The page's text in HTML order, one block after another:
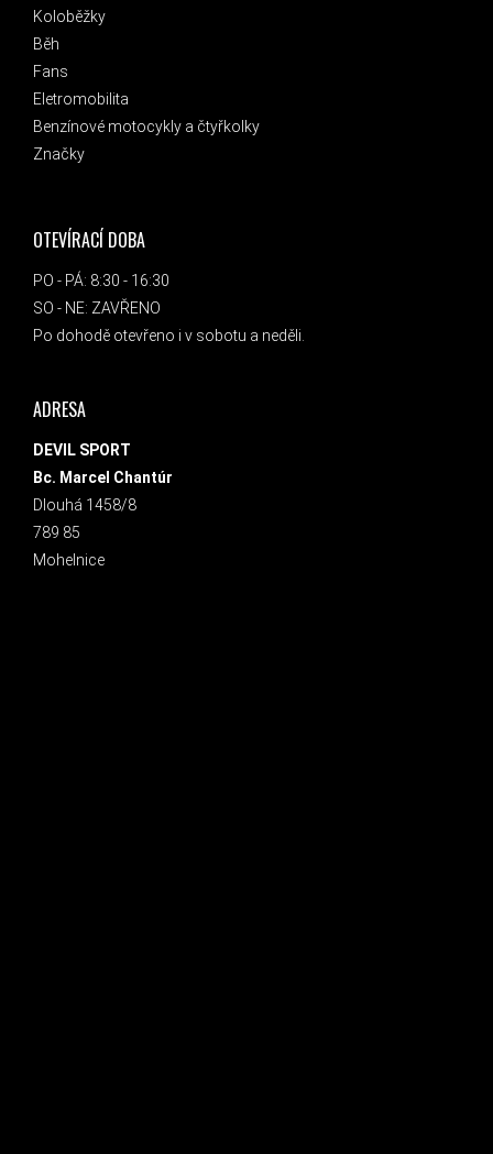
Koloběžky
Běh
Fans
Eletromobilita
Benzínové motocykly a čtyřkolky
Značky
OTEVÍRACÍ DOBA
PO - PÁ: 8:30 - 16:30
SO - NE: ZAVŘENO
Po dohodě otevřeno i v sobotu a neděli.
ADRESA
DEVIL SPORT
Bc. Marcel Chantúr
Dlouhá 1458/8
789 85
Mohelnice